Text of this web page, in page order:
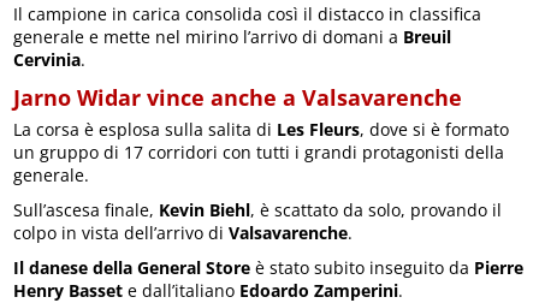
Il campione in carica consolida così il distacco in classifica
generale e mette nel mirino l’arrivo di domani a Breuil
Cervinia.
Jarno Widar vince anche a Valsavarenche
La corsa è esplosa sulla salita di Les Fleurs, dove si è formato
un gruppo di 17 corridori con tutti i grandi protagonisti della
generale.
Sull’ascesa finale, Kevin Biehl, è scattato da solo, provando il
colpo in vista dell’arrivo diValsavarenche.
Il danese della General Store è stato subito inseguito da Pierre
Henry Basset e dall’italiano Edoardo Zamperini.